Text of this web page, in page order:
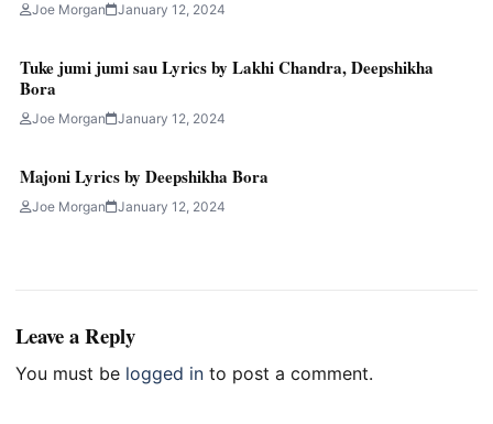
Joe Morgan January 12, 2024
Tuke jumi jumi sau Lyrics by Lakhi Chandra, Deepshikha
Bora
Joe Morgan January 12, 2024
Majoni Lyrics by Deepshikha Bora
Joe Morgan January 12, 2024
Leave a Reply
You must be logged in to post a comment.